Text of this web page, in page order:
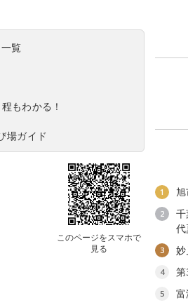
覧
もわかる！
場ガイド
このページをスマホで
見る
1
2
3
4
5